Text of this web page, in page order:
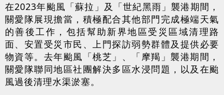
在2023年颱風「蘇拉」及「世紀黑雨」襲港期間，
關愛隊展現擔當，積極配合其他部門完成極端天氣
的善後工作，包括幫助新界地區受災區域清理路
面、安置受災市民、上門探訪弱勢群體及提供必要
物資等。去年颱風「桃芝」、「摩羯」襲港期間，
關愛隊聯同地區社團解決多區水浸問題，以及在颱
風過後清理水渠淤塞。